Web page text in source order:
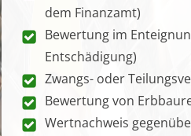
dem Finanzamt)
Bewertung im
Entschädigung)
Zwangs- oder
Bewertung von
Wertnachweis